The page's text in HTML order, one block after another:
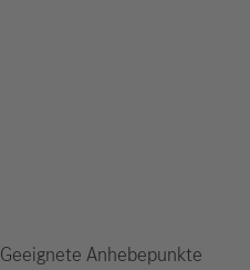
Geeignete Anhebepunkte